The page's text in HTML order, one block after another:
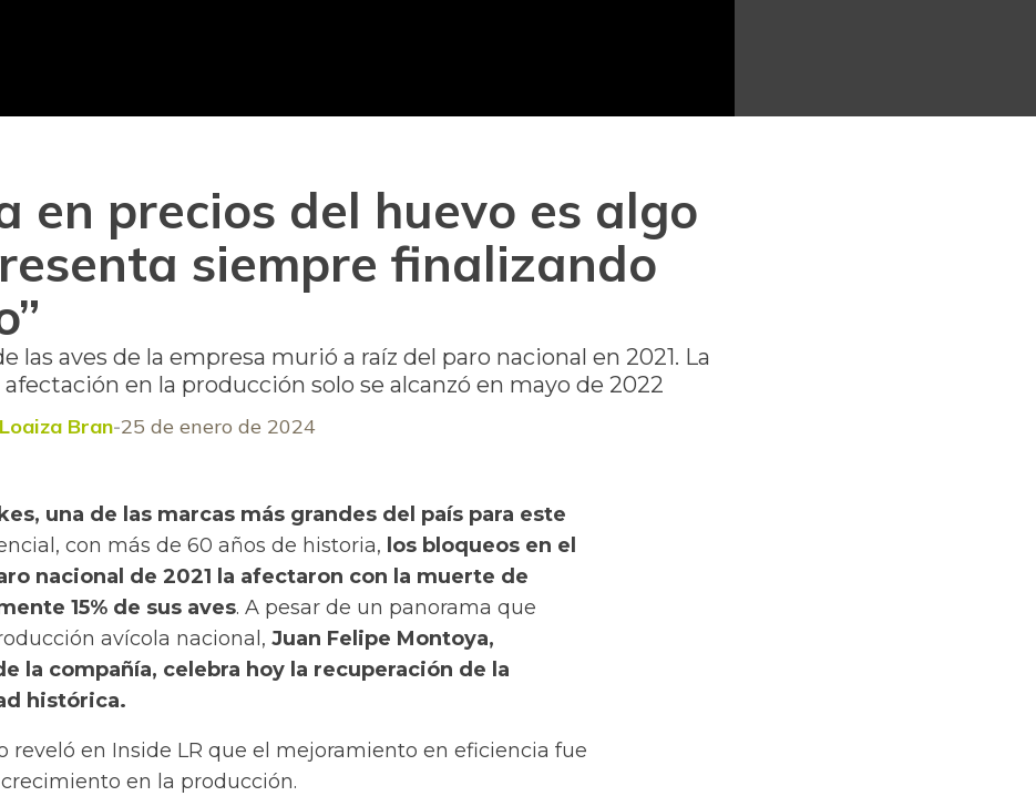
en precios del huevo es algo
siempre finalizando
las aves de la empresa murió a raíz del paro nacional en 2021. La
en la producción solo se alcanzó en mayo de 2022
Bran 25 de enero de 2024
una de las marcas más grandes del país para este
con más de 60 años de historia, los bloqueos en el
nacional de 2021 la afectaron con la muerte de
15% de sus aves. A pesar de un panorama que
avícola nacional, Juan Felipe Montoya,
la compañía, celebra hoy la recuperación de la
histórica.
reveló en Inside LR que el mejoramiento en eficiencia fue
en la producción.